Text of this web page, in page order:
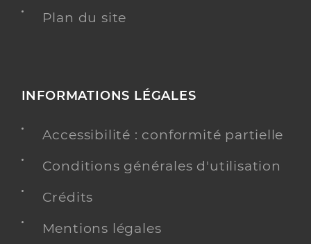
Plan du site
INFORMATIONS LÉGALES
Accessibilité : conformité partielle
Conditions générales d'utilisation
Crédits
Mentions légales